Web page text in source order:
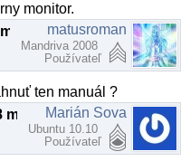
monitor.
matusroman
Mandriva 2008
Používateľ
ten manuál ?
Marián Sova
Ubuntu 10.10
Používateľ